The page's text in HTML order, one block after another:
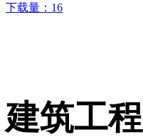
下载量： 16
建筑工